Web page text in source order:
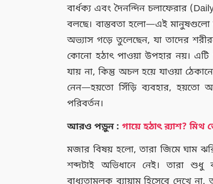
বার্ধক্য এবং দৈনন্দিন চলাফেরার
বলছে। বাস্তবতা হলো—এই
অভ্যাস গড়ে তুলেছেন, যা তাদের
কোনো হঠাৎ পাওয়া উপহার নয়। এটি
যায় না, কিন্তু অচল হয়ে যাওয়া
নেন—হয়তো সিঁড়ি ব্যবহার, হয়তো
পরিবর্তন।
আরও পড়ুন : গায়ে হঠাৎ র‍্যাশ?
মজার বিষয় হলো, তারা জিমে ঘাম
শব্দটাই অভিধানে নেই। তারা